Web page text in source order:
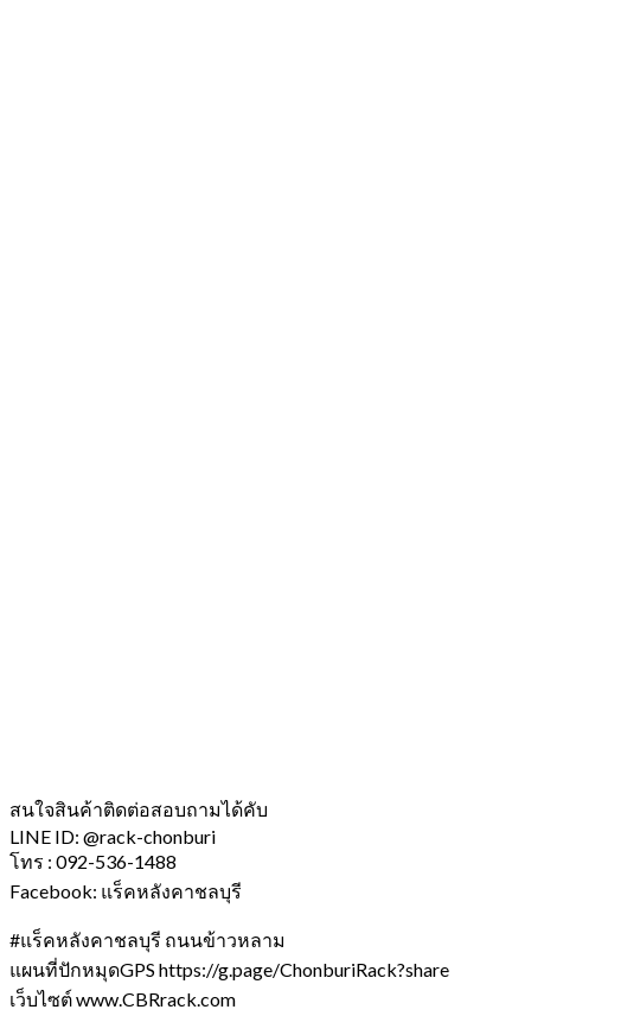
สนใจสินค้าติดต่อสอบถามได้คับ
LINE ID: @rack-chonburi
โทร : 092-536-1488
Facebook: แร็คหลังคาชลบุรี
#แร็คหลังคาชลบุรี ถนนข้าวหลาม
แผนที่ปักหมุดGPS https://g.page/ChonburiRack?share
เว็บไซต์ www.CBRrack.com